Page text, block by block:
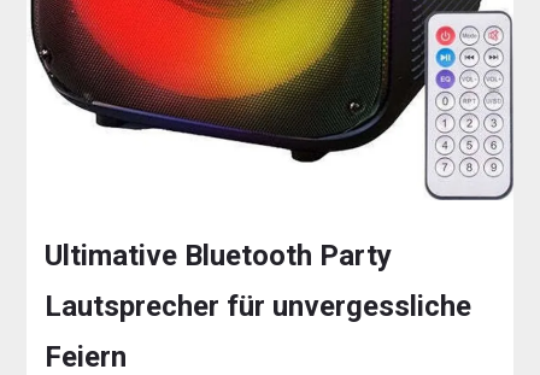
Ultimative Bluetooth Party
Lautsprecher für unvergessliche
Feiern